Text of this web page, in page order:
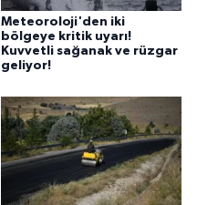
Meteoroloji'den iki
bölgeye kritik uyarı!
Kuvvetli sağanak ve rüzgar
geliyor!